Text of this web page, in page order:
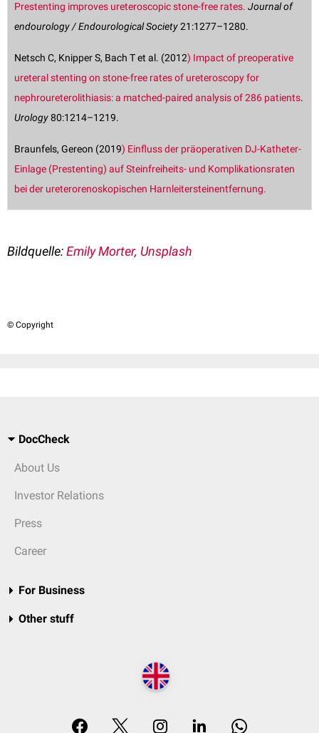
Prestenting improves ureteroscopic stone-free rates. Journal of
endourology / Endourological Society21:1277–1280.
Netsch C, Knipper S, Bach T et al. (2012) Impact of preoperative
ureteral stenting on stone-free rates of ureteroscopy for
nephroureterolithiasis: a matched-paired analysis of 286 patients.
Urology80:1214–1219.
Braunfels, Gereon (2019) Einfluss der präoperativen DJ-Katheter-
Einlage (Prestenting) auf Steinfreiheits- und Komplikationsraten
bei der ureterorenoskopischen Harnleitersteinentfernung.
Bildquelle:Emily Morter, Unsplash
© Copyright
DocCheck
About Us
Investor Relations
Press
Career
For Business
Other stuff